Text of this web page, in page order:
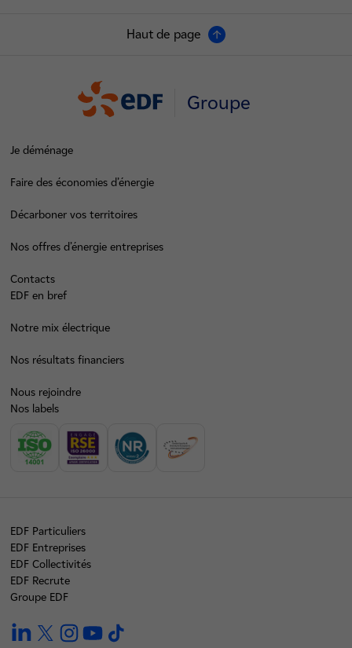
Haut de page
Groupe
Je déménage
Faire des économies d’énergie
Décarboner vos territoires
Nos offres d’énergie entreprises
Contacts
EDF en bref
Notre mix électrique
Nos résultats financiers
Nous rejoindre
Nos labels
EDF Particuliers
EDF Entreprises
EDF Collectivités
EDF Recrute
Groupe EDF
linkedintwitterinstagramyoutube